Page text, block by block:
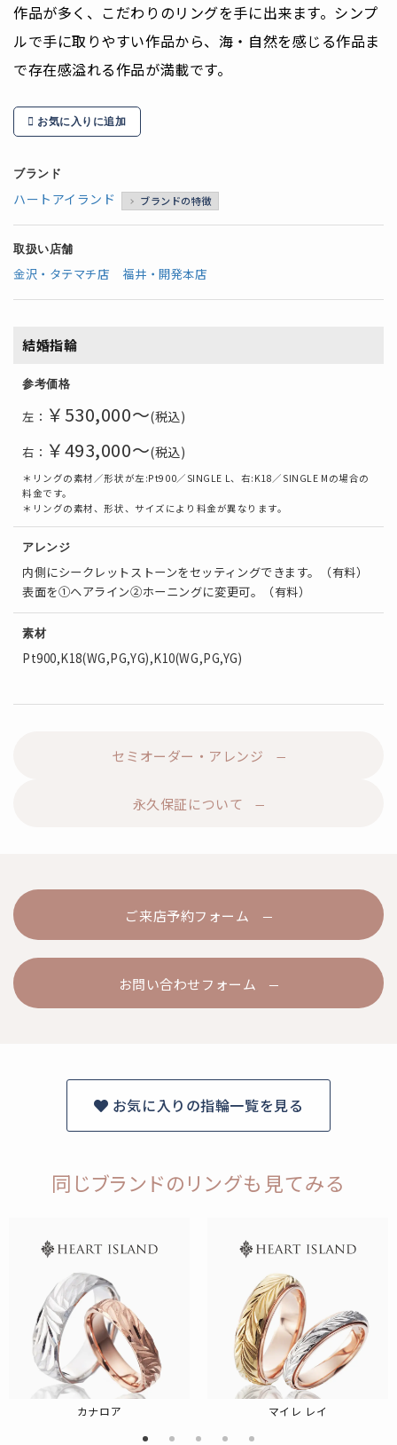
作品が多く、こだわりのリングを手に出来ます。シンプ
ルで手に取りやすい作品から、海・自然を感じる作品ま
で存在感溢れる作品が満載です。
お気に入りに追加
ブランド
ハートアイランド ブランドの特徴
取扱い店舗
金沢・タテマチ店 福井・開発本店
結婚指輪
参考価格
左： ￥530,000～(税込)
右： ￥493,000～(税込)
＊リングの素材／形状が左:Pt900／SINGLE L、右:K18／SINGLE Mの場合の
料金です。
＊リングの素材、形状、サイズにより料金が異なります。
アレンジ
内側にシークレットストーンをセッティングできます。（有料）
表面を①ヘアライン②ホーニングに変更可。（有料）
素材
Pt900,K18(WG,PG,YG),K10(WG,PG,YG)
セミオーダー・アレンジ
永久保証について
ご来店予約フォーム
お問い合わせフォーム
お気に入りの指輪一覧を見る
同じブランドのリングも見てみる
カナロア マイレ レイ